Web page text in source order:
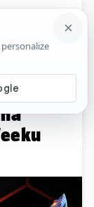
Komentari